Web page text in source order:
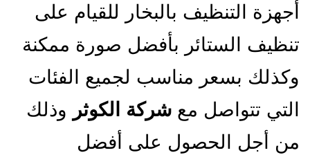
أجهزة التنظيف بالبخار للقيام على
تنظيف الستائر بأفضل صورة ممكنة
وكذلك بسعر مناسب لجميع الفئات
التي تتواصل مع شركة الكوثر وذلك
من أجل الحصول على أفضل